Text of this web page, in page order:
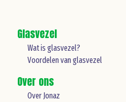
Glasvezel
Wat is glasvezel?
Voordelen van glasvezel
Over ons
Over Jonaz